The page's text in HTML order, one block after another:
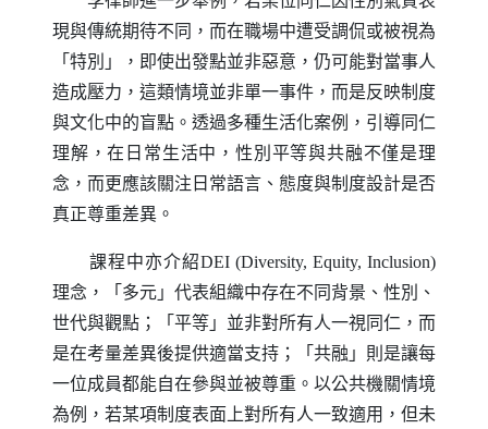
現與傳統期待不同，而在職場中遭受調侃或被視為
「特別」，即使出發點並非惡意，仍可能對當事人
造成壓力，這類情境並非單一事件，而是反映制度
與文化中的盲點。透過多種生活化案例，引導同仁
理解，在日常生活中，性別平等與共融不僅是理
念，而更應該關注日常語言、態度與制度設計是否
真正尊重差異。
課程中亦介紹DEI (Diversity, Equity, Inclusion)
理念，「多元」代表組織中存在不同背景、性別、
世代與觀點；「平等」並非對所有人一視同仁，而
是在考量差異後提供適當支持；「共融」則是讓每
一位成員都能自在參與並被尊重。以公共機關情境
為例，若某項制度表面上對所有人一致適用，但未